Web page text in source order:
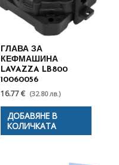
ГЛАВА ЗА
КЕФМАШИНА
LAVAZZA LB800
10060056
16.77 € (32.80 лв.)
ДОБАВЯНЕ В
КОЛИЧКАТА